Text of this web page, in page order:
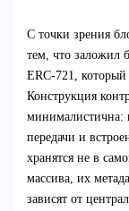
С точки зрения
тем, что заложил
ERC-721,
Конструкция
минималистична:
передачи и
хранятся не в
массива, их
зависят от